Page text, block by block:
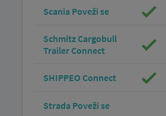
Scania Poveži se
Schmitz Cargobull
Trailer Connect
SHIPPEO Connect
Strada Poveži se